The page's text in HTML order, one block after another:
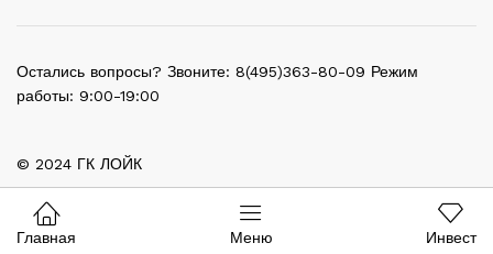
© 2024 ГК ЛОЙК
Остались вопросы? Звоните: 8(495)363-80-09 Режим
работы: 9:00-19:00
Главная Меню Инвест